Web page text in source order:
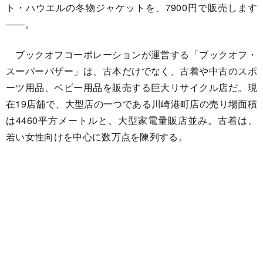
ト・ハウエルの冬物ジャケットを、7900円で販売します
――。
ブックオフコーポレーションが運営する「ブックオフ・
スーパーバザー」は、古本だけでなく、古着や中古のスポ
ーツ用品、ベビー用品を販売する巨大リサイクル店だ。現
在19店舗で、大型店の一つである川崎港町店の売り場面積
は4460平方メートルと、大型家電量販店並み。古着は、
若い女性向けを中心に数万点を陳列する。